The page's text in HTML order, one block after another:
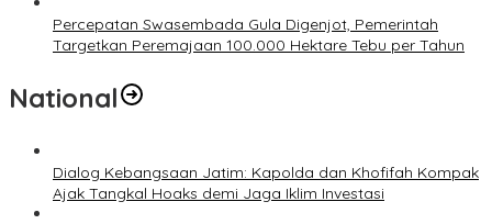
Percepatan Swasembada Gula Digenjot, Pemerintah
Targetkan Peremajaan 100.000 Hektare Tebu per Tahun
National
Dialog Kebangsaan Jatim: Kapolda dan Khofifah Kompak
Ajak Tangkal Hoaks demi Jaga Iklim Investasi